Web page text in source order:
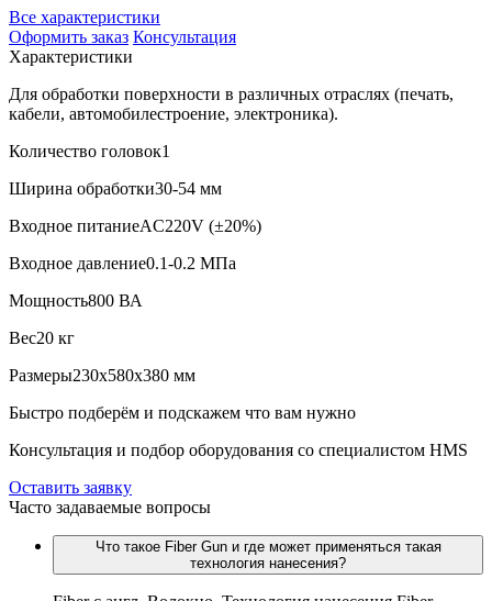
Все характеристики
Оформить заказ Консультация
Характеристики
Для обработки поверхности в различных отраслях (печать,
кабели, автомобилестроение, электроника).
Количество головок1
Ширина обработки30-54 мм
Входное питаниеAC220V (±20%)
Входное давление0.1-0.2 МПа
Мощность800 ВА
Вес20 кг
Размеры230x580x380 мм
Быстро подберём и подскажем что вам нужно
Консультация и подбор оборудования со специалистом HMS
Оставить заявку
Часто задаваемые вопросы
Что такое Fiber Gun и где может применяться такая
технология нанесения?